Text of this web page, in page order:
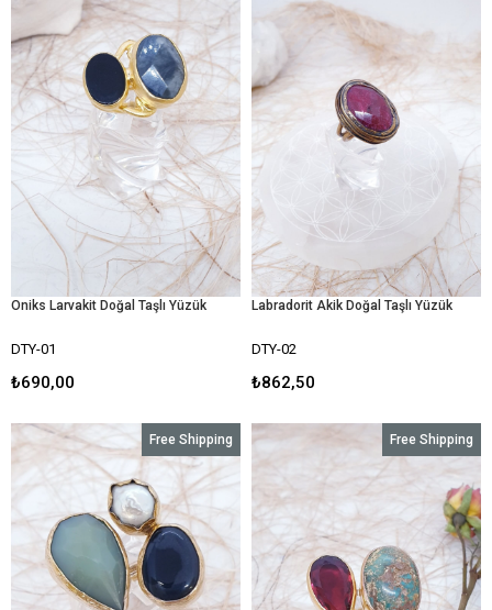
Oniks Larvakit Doğal Taşlı Yüzük
DTY-01
₺690,00
Labradorit Akik Doğal Taşlı Yüzük
DTY-02
₺862,50
Free Shipping Free Shipping